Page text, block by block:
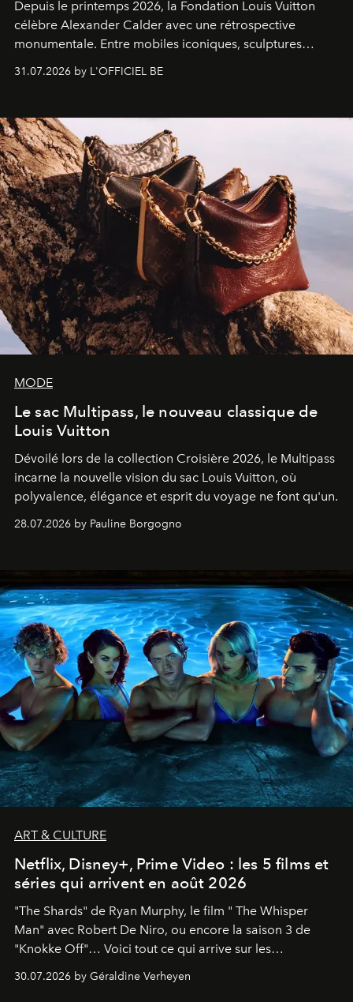
Depuis le printemps 2026, la Fondation Louis Vuitton
célèbre Alexander Calder avec une rétrospective
monumentale. Entre mobiles iconiques, sculptures
américain investit les espaces imaginés par Frank Gehry
sculpture.
31.07.2026 by L'OFFICIEL BE
MODE
Le sac Multipass, le nouveau classique de
Louis Vuitton
Dévoilé lors de la collection Croisière 2026, le Multipass
incarne la nouvelle vision du sac Louis Vuitton, où
polyvalence, élégance et esprit du voyage ne font qu'un.
28.07.2026 by Pauline Borgogno
ART & CULTURE
Netflix, Disney+, Prime Video : les 5 films et
séries qui arrivent en août 2026
"The Shards" de Ryan Murphy, le film " The Whisper
Man" avec Robert De Niro, ou encore la saison 3 de
"Knokke Off"… Voici tout ce qui arrive sur les
30.07.2026 by Géraldine Verheyen